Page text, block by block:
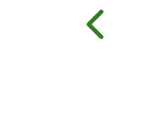
Anterior